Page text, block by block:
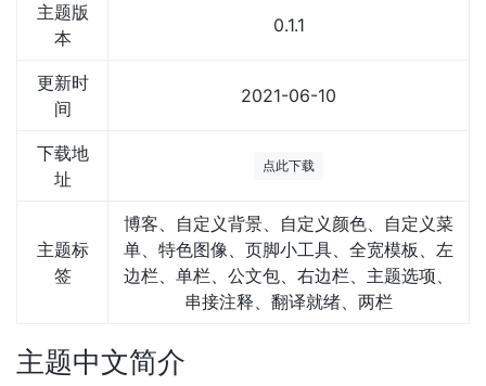
主题版
本
0.1.1
更新时
间
2021-06-10
下载地
址
点此下载
主题标
签
博客、自定义背景、自定义颜色、自定义菜
单、特色图像、页脚小工具、全宽模板、左
边栏、单栏、公文包、右边栏、主题选项、
串接注释、翻译就绪、两栏
主题中文简介